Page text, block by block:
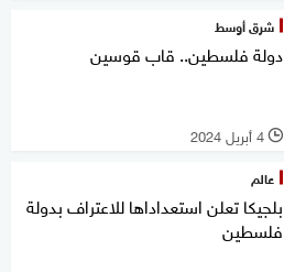
شرق أوسط
دولة فلسطين.. قاب قوسين
l 4 أبريل 2024
عالم
بلجيكا تعلن استعداداها للاعتراف بدولة
فلسطين